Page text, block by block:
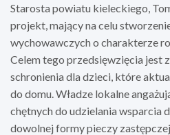
Starosta powiatu kieleckiego,
projekt, mający na celu
wychowawczych o charakterze
Celem tego przedsięwzięcia jest
schronienia dla dzieci, które
do domu. Władze lokalne
chętnych do udzielania wsparcia
dowolnej formy pieczy zastępczej.